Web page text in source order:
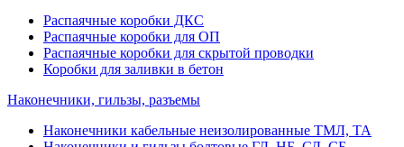
Распаячные коробки ДКС
Распаячные коробки для ОП
Распаячные коробки для скрытой проводки
Коробки для заливки в бетон
Наконечники, гильзы, разъемы
Наконечники кабельные неизолированные ТМЛ, ТА